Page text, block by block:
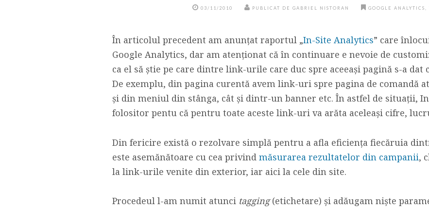
03/11/2010 PUBLICAT DE GABRIEL NISTORAN GOOGLE ANALYTICS
În articolul precedent am anunțat raportul „In-Site Analytics” care
Google Analytics, dar am atenționat că în continuare e nevoie de
ca el să știe pe care dintre link-urile care duc spre aceeași pagină s-a dat
De exemplu, din pagina curentă avem link-uri spre pagina de comandă
și din meniul din stânga, cât și dintr-un banner etc. În astfel de situații,
folositor pentu că pentru toate aceste link-uri va arăta aceleași cifre,
Din fericire există o rezolvare simplă pentru a afla eficiența fiecăruia
este asemănătoare cu cea privind măsurarea rezultatelor din campanii,
la link-urile venite din exterior, iar aici la cele din site.
Procedeul l-am numit atunci tagging(etichetare) și adăugam niște